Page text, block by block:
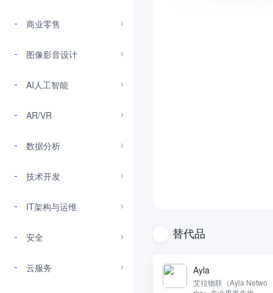
商业零售
图像影音设计
AI人工智能
AR/VR
数据分析
技术开发
IT架构与运维
安全
云服务
替代品
Ayla
艾拉物联（Ayla Netwo